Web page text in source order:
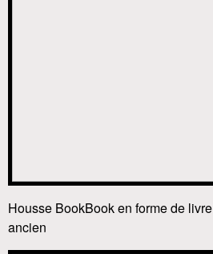
Housse BookBook en forme de livre
ancien